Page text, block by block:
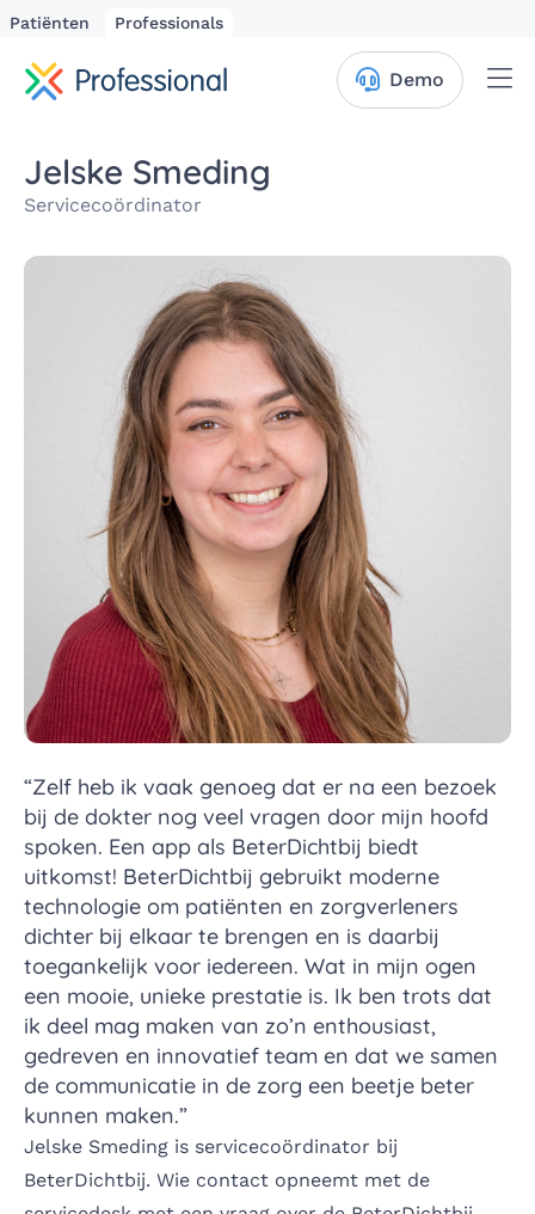
Patiënten Professionals
Demo
Jelske Smeding
Servicecoördinator
“Zelf heb ik vaak genoeg dat er na een bezoek
bij de dokter nog veel vragen door mijn hoofd
spoken. Een app als BeterDichtbij biedt
uitkomst! BeterDichtbij gebruikt moderne
technologie om patiënten en zorgverleners
dichter bij elkaar te brengen en is daarbij
toegankelijk voor iedereen. Wat in mijn ogen
een mooie, unieke prestatie is. Ik ben trots dat
ik deel mag maken van zo’n enthousiast,
gedreven en innovatief team en dat we samen
de communicatie in de zorg een beetje beter
kunnen maken.”
Jelske Smeding is servicecoördinator bij
BeterDichtbij. Wie contact opneemt met de